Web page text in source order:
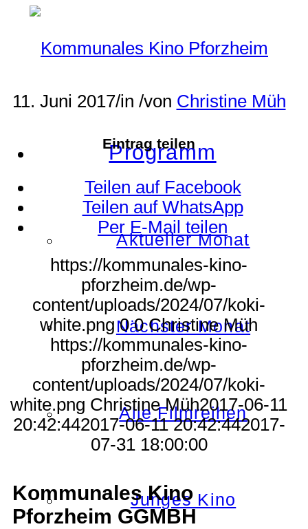
Programm
Aktueller Monat
Nächster Monat
Alle Filmreihen
Junges Kino
11. Juni 2017/in /von Christine Müh
Eintrag teilen
Teilen auf Facebook
Teilen auf WhatsApp
Per E-Mail teilen
https://kommunales-kino-
pforzheim.de/wp-
content/uploads/2024/07/koki-
white.png 0 0 Christine Müh
https://kommunales-kino-
pforzheim.de/wp-
content/uploads/2024/07/koki-
white.png Christine Müh2017-06-11
20:42:442017-06-11 20:42:442017-
07-31 18:00:00
Kommunales Kino
Pforzheim GGMBH